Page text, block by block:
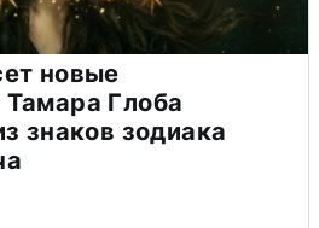
новые
Глоба
знаков зодиака